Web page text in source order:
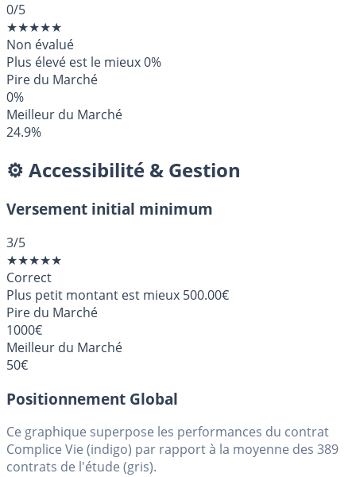
0/5
★★★★★
Non évalué
Plus élevé est le mieux0%
Pire du Marché
0%
Meilleur du Marché
24.9%
⚙️ Accessibilité & Gestion
Versement initial minimum
3/5
★★★★★
Correct
Plus petit montant est mieux 500.00€
Pire du Marché
1000€
Meilleur du Marché
50€
Positionnement Global
Ce graphique superpose les performances du contrat
Complice Vie (indigo) par rapport à la moyenne des 389
contrats de l'étude (gris).